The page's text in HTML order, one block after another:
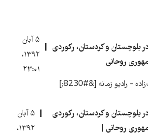
قومی در بلوچستان و کردستان، رکوردی
روحانی
۵ آبان
۱۳۹۲،
۲۳:۰۱
قومی در بلوچستان و کردستان، رکوردی
روحانی |
۵ آبان
۱۳۹۲،